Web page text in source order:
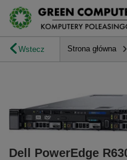
Wstecz Strona główna
Dell PowerEdge